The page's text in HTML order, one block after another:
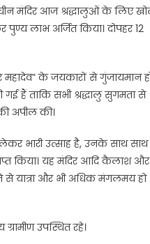
मंदिर आज श्रद्धालुओं के लिए
लाभ अर्जित किया। दोपहर 12
महादेव” के जयकारों से गुंजायमान
गई हैं ताकि सभी श्रद्धालु सुगमता से
अपील की।
भारी उत्साह है, उनके साथ साथ
किया। यह मंदिर आदि कैलाश और
यात्रा और भी अधिक मंगलमय हो
उपस्थित रहे।